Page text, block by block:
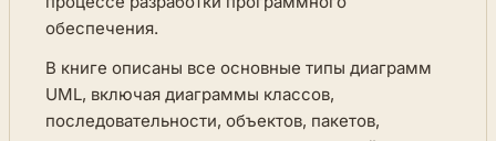
обеспечения.
В книге описаны все основные типы диаграмм
UML, включая диаграммы классов,
последовательности, объектов, пакетов,